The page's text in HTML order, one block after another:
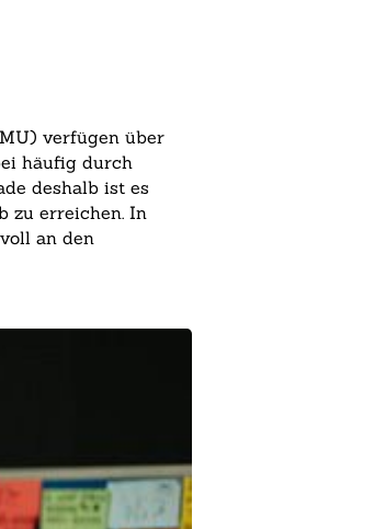
verfügen über
häufig durch
deshalb ist es
zu erreichen. In
an den